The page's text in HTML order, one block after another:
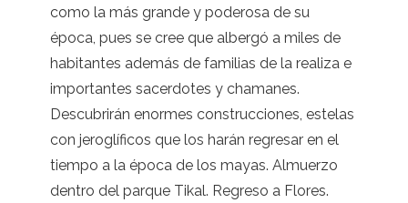
como la más grande y poderosa de su
época, pues se cree que albergó a miles de
habitantes además de familias de la realiza e
importantes sacerdotes y chamanes.
Descubrirán enormes construcciones, estelas
con jeroglíficos que los harán regresar en el
tiempo a la época de los mayas. Almuerzo
dentro del parque Tikal. Regreso a Flores.